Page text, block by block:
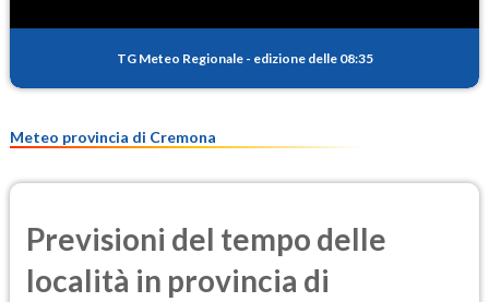
PM25
TG Meteo Regionale - edizione delle 08:35
Meteo provincia di Cremona
Previsioni del tempo delle
località in provincia di